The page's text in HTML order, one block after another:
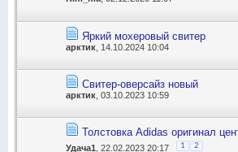
Яркий мохеровый свитер
арктик , 14.10.2024 10:04
Свитер-оверсайз новый
арктик , 03.10.2023 10:59
Толстовка Adidas оригинал
Удача1 , 22.02.2023 20:17 1 2